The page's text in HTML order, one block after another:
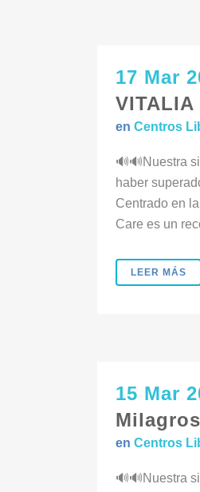
17 Mar
VITALIA
en Centros
🔊🔊Nuestra
haber
Centrado en
Care es un
LEER MÁS
15 Mar
en Centros
🔊🔊Nuestra